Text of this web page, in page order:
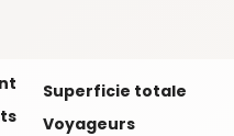
Superficie totale
Voyageurs